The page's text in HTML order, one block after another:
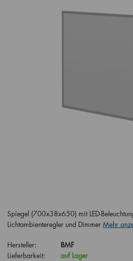
Spiegel (700x38x650) mit LED-
Lichtambienteregler und Dimmer Mehr
Hersteller:
BMF
Lieferbarkeit:
auf Lager